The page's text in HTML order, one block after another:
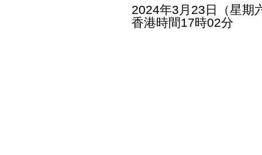
2024年3月23日（星期
香港時間17時02分